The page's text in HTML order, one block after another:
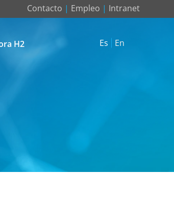
Contacto | Empleo | Intranet
H2 Es En